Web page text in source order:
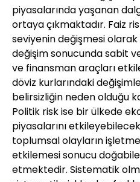
piyasalarında yaşanan
ortaya çıkmaktadır. Faiz
seviyenin değişmesi
değişim sonucunda sabit
ve finansman araçları
döviz kurlarındaki
belirsizliğin neden olduğu
Politik risk ise bir ülkede
piyasalarını
toplumsal olayların
etkilemesi sonucu
etmektedir. Sistematik